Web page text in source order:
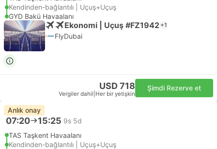
Kendinden-bağlantılı | Uçuş+Uçuş
GYD Bakü Havaalanı
Ekonomi | Uçuş #FZ1942 +1
FlyDubai
USD 718
Vergiler dahil Her bir yetişkin
Şimdi Rezerve et
Anlık onay
07:20 15:25 9s 5d
TAS Taşkent Havaalanı
Kendinden-bağlantılı | Uçuş+Uçuş